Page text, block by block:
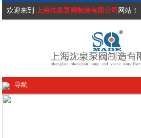
欢迎来到 上海沈泉泵阀制造有限公司 网站！
导航